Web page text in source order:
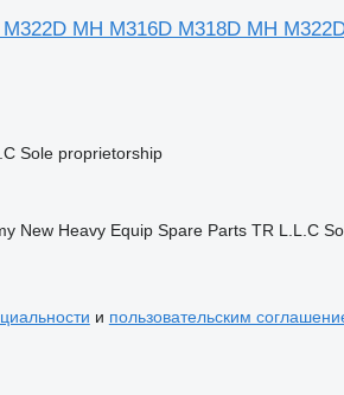
MH M316D M318D MH
Sole proprietorship
New Heavy Equip Spare Parts TR L.L.C
и пользовательским